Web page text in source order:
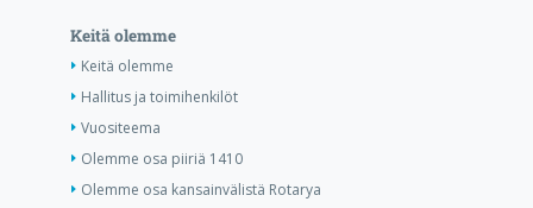
Keitä olemme
Keitä olemme
Hallitus ja toimihenkilöt
Vuositeema
Olemme osa piiriä 1410
Olemme osa kansainvälistä Rotarya